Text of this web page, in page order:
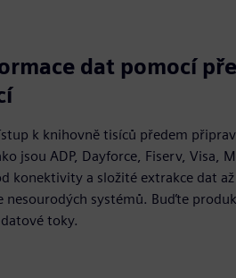
dat pomocí
k knihovně tisíců předem
jsou ADP, Dayforce, Fiserv, Visa,
konektivity a složité extrakce dat
nesourodých systémů. Buďte
toky.